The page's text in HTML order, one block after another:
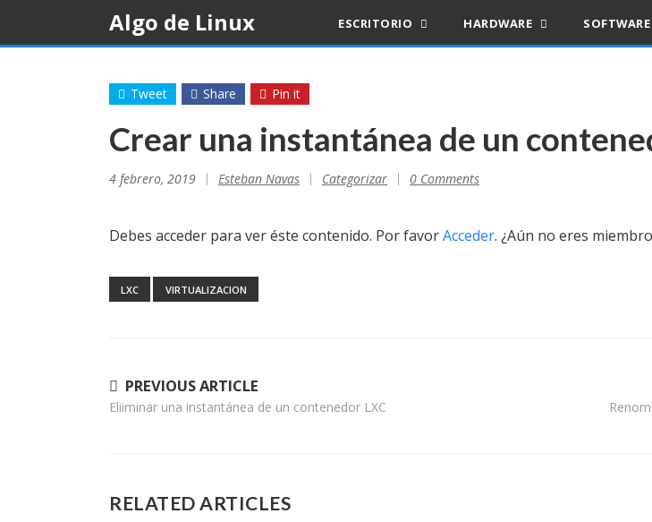
content
Algo de Linux ESCRITORIO HARDWARE SOFTWARE
Tweet Share Pin it
Crear una instantánea de un
4 febrero, 2019 Esteban Navas Categorizar 0 Comments
Debes acceder para ver éste contenido. Por favorAcceder. ¿Aún no eres
LXC VIRTUALIZACION
Navegación
de
PREVIOUS ARTICLE
Eliiminar una instantánea de un contenedor LXC
RELATED ARTICLES